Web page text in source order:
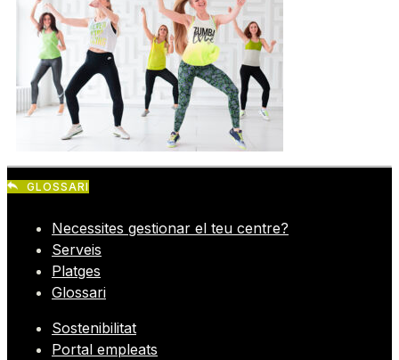
GLOSSARI
Necessites gestionar el teu centre?
Serveis
Platges
Glossari
Sostenibilitat
Portal empleats